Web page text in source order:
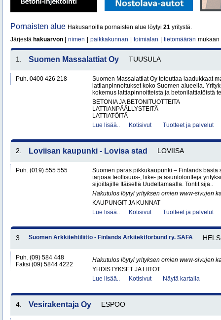
Pornaisten alue Hakusanoilla pornaisten alue löytyi 21 yritystä.
Järjestä hakuarvon nimen paikkakunnan toimialan tietomäärän mukaan
1. Suomen Massalattiat Oy TUUSULA
Puh. 0400 426 218
Suomen Massalattiat Oy toteuttaa laadukkaat
lattianpinnoitukset koko Suomen alueella.
kokemus lattiapinnoitteista ja betonilattiatöistä
BETONIA JA BETONITUOTTEITA
LATTIANPÄÄLLYSTEITÄ
LATTIATÖITÄ
Lue lisää..
Kotisivut Tuotteet ja palvelut
2. Loviisan kaupunki - Lovisa stad LOVIISA
Puh. (019) 555 555
Suomen paras pikkukaupunki – Finlands bästa
tarjoaa teollisuus-, liike- ja asuntotontteja
sijoittajille Itäisellä Uudellamaalla. Tontit sija..
Hakutulos löytyi yrityksen omien www-sivujen
KAUPUNGIT JA KUNNAT
Lue lisää..
Kotisivut Tuotteet ja palvelut
3. Suomen Arkkitehtiliitto - Finlands Arkitektförbund ry. SAFA
Puh. (09) 584 448
Faksi (09) 5844 4222
Hakutulos löytyi yrityksen omien www-sivujen
YHDISTYKSET JA LIITOT
Lue lisää..
Kotisivut Näytä kartalla
4. Vesirakentaja Oy ESPOO